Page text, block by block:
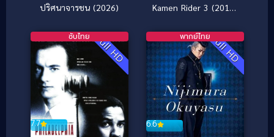
ปริศนาจารชน (2026)
Kamen Rider 3 (2015)
GP ปะทะ คาเมนไรเดอร์
หมายเลข 3
Full HD
7.7
ซับไทย Full HD
6.6
พากย์ไทย